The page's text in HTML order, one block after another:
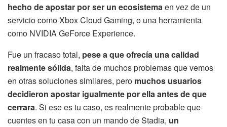
hecho de apostar por ser un ecosistemaen vez de un
servicio como Xbox Cloud Gaming, o una herramienta
como NVIDIA GeForce Experience.
Fue un fracaso total, pese a que ofrecía una calidad
realmente sólida, falta de muchos problemas que vemos
en otras soluciones similares, pero muchos usuarios
decidieron apostar igualmente por ella antes de que
cerrara. Si ese es tu caso, es realmente probable que
cuentes en tu casa con un mando de Stadia, un